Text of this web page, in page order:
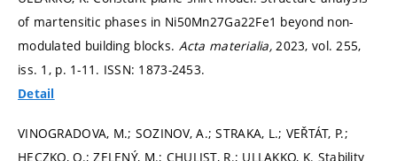
of martensitic phases in Ni50Mn27Ga22Fe1 beyond non-
modulated building blocks. Acta materialia, 2023, vol. 255,
iss. 1, p. 1-11. ISSN: 1873-2453.
Detail
VINOGRADOVA, M.; SOZINOV, A.; STRAKA, L.; VEŘTÁT, P.;
HECZKO, O.; ZELENÝ, M.; CHULIST, R.; ULLAKKO, K. Stability